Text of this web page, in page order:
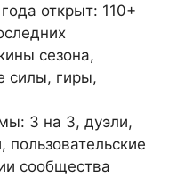
открыт: 110+
сезона,
силы, гиры,
3 на 3, дуэли,
сообщества